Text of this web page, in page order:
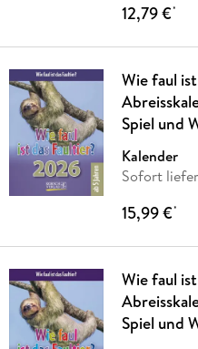
12,79 €*
Wie faul
Spiel und
Kalender
Sofort
15,99 €*
Wie faul
Spiel und